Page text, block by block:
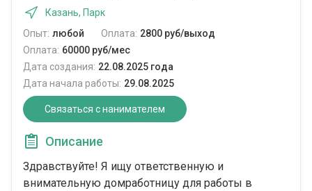
Казань, Парк
Опыт: любой Оплата: 2800 руб/выход
Оплата: 60000 руб/мес
Дата создания: 22.08.2025 года
Дата начала работы: 29.08.2025
Связаться с нанимателем
Описание
Здравствуйте! Я ищу ответственную и
внимательную домработницу для работы в